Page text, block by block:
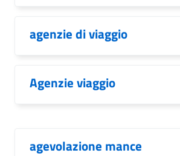
agenzie di viaggio
Agenzie viaggio
agevolazione mance